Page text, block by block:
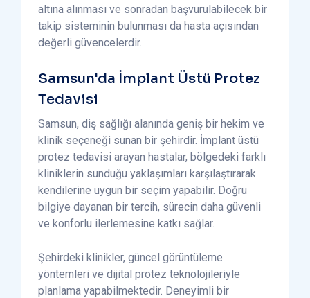
altına alınması ve sonradan başvurulabilecek bir
takip sisteminin bulunması da hasta açısından
değerli güvencelerdir.
Samsun'da İmplant Üstü Protez
Tedavisi
Samsun, diş sağlığı alanında geniş bir hekim ve
klinik seçeneği sunan bir şehirdir. İmplant üstü
protez tedavisi arayan hastalar, bölgedeki farklı
kliniklerin sunduğu yaklaşımları karşılaştırarak
kendilerine uygun bir seçim yapabilir. Doğru
bilgiye dayanan bir tercih, sürecin daha güvenli
ve konforlu ilerlemesine katkı sağlar.
Şehirdeki klinikler, güncel görüntüleme
yöntemleri ve dijital protez teknolojileriyle
planlama yapabilmektedir. Deneyimli bir